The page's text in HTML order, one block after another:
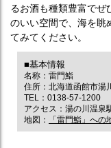
るお酒も種類豊富でぜ
のいい空間で、海を眺
てみてください。
■基本情報
名称：雷門鮨
住所：北海道函館市湯
TEL：0138-57-1200
アクセス：湯の川温泉
地図：
「雷門鮨」への